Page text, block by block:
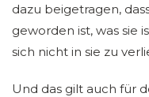
dazu beigetragen,
geworden ist, was sie
sich nicht in sie zu
Und das gilt auch für